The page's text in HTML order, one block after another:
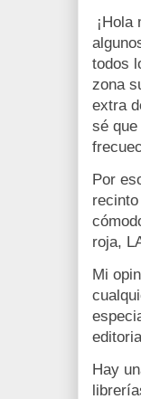
todos
zona
extra
sé
Por
roja,
Mi
Hay